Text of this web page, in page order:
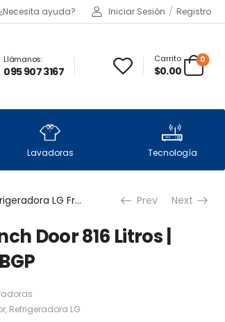
¿Necesita ayuda? Iniciar Sesión / Registro
Llámanos:
095 907 3167
Carrito
$0.00
0
Lavadoras Tecnología
Refrigeradora LG French Door 816 Litros | GM78BGP Prev Next
Door 816 Litros |
, Refrigeradora LG